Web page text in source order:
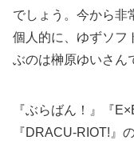
でしょう。今から非
個人的に、ゆずソフ
ぶのは榊原ゆいさん
『ぶらばん！』『
『DRACU-RIOT!』